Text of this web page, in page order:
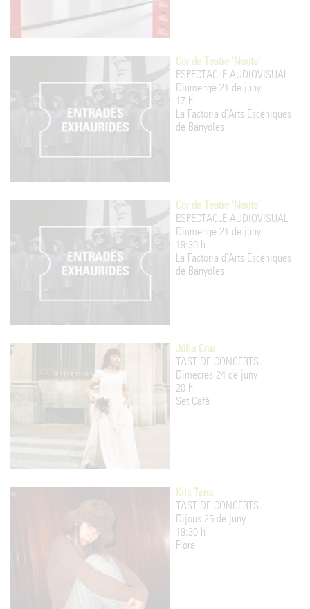
Cor de Teatre 'Nauta'
ESPECTACLE AUDIOVISUAL
Diumenge 21 de juny
17 h
La Factoria d'Arts Escèniques
de Banyoles
Cor de Teatre 'Nauta'
ESPECTACLE AUDIOVISUAL
Diumenge 21 de juny
19:30 h
La Factoria d'Arts Escèniques
de Banyoles
Júlia Cruz
TAST DE CONCERTS
Dimecres 24 de juny
20 h
Set Cafè
Kris Tena
TAST DE CONCERTS
Dijous 25 de juny
19:30 h
Flora